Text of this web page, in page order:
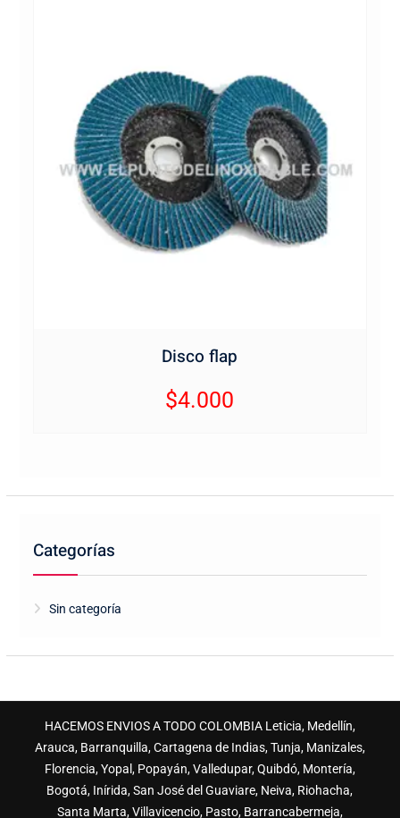
Disco flap
$4.000
Categorías
Sin categoría
HACEMOS ENVIOS A TODO COLOMBIA Leticia, Medellín,
Arauca, Barranquilla, Cartagena de Indias, Tunja, Manizales,
Florencia, Yopal, Popayán, Valledupar, Quibdó, Montería,
Bogotá, Inírida, San José del Guaviare, Neiva, Riohacha,
Santa Marta, Villavicencio, Pasto, Barrancabermeja,